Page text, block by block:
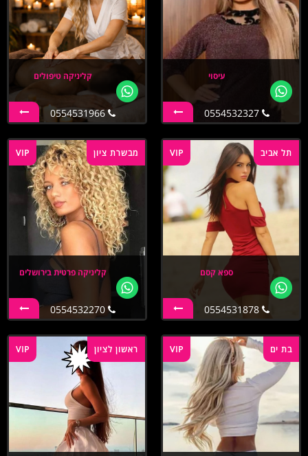
עיסוי
0554532327
קליניקה טיפולים
0554531966
VIP תל אביב
ספא קסם
0554531878
VIP מבשרת ציון
קליניקה פרטית בירושלים
0554532270
VIP בת ים VIP ראשון לציון